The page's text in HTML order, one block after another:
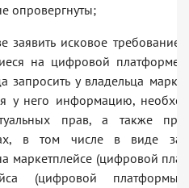
опровергнуты;
заявить исковое требование
на цифровой платформе
запросить у владельца
у него информацию,
прав, а также
в том числе в виде
маркетплейсе (цифровой
(цифровой